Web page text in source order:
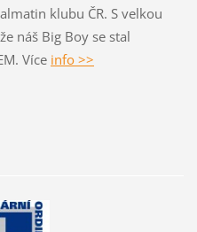
klubu ČR. S velkou
náš Big Boy se stal
Více info >>